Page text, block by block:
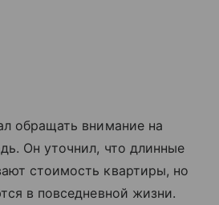
обращать внимание на
Он уточнил, что длинные
стоимость квартиры, но
в повседневной жизни.